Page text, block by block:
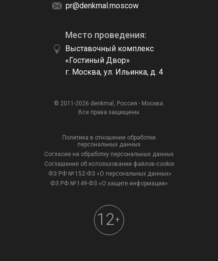
pr@denkmal.moscow
Выставочный комплекс
«Гостиный Двор»
г. Москва, ул. Ильинка, д. 4
Место проведения:
© 2011-2026 denkmal, Россия - Москва.
Все права защищены.
12+
Политика в отношении обработки
персональных данных
Согласие на обработку персональных данных
Соглашение об использовании файлов-cookie
ФЗ РФ № 152-ФЗ «О персональных данных»
ФЗ РФ № 149-ФЗ «О защите информации»